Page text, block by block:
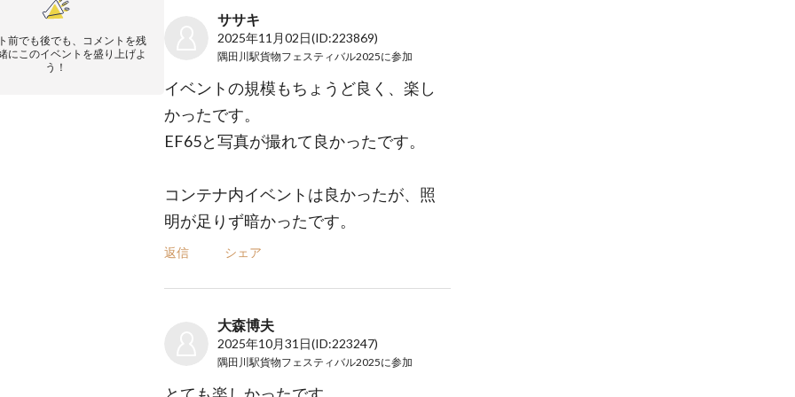
前でも後でも、コメントを残
にこのイベントを盛り上げよ
う！
ササキ
2025年11月02日(ID:223869)
隅田川駅貨物フェスティバル2025に参加
イベントの規模もちょうど良く、楽し
かったです。
EF65と写真が撮れて良かったです。
コンテナ内イベントは良かったが、照
明が足りず暗かったです。
返信 シェア
大森博夫
2025年10月31日(ID:223247)
隅田川駅貨物フェスティバル2025に参加